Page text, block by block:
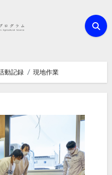
動記録 現地作業